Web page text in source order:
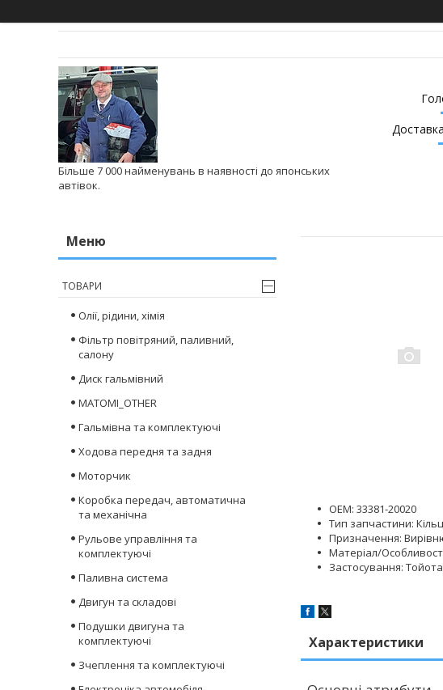
Більше 7 000 найменувань в наявності до японських
автівок.
OEM: 33381-20020
Тип запчастини:
Призначення:
Матеріал/
Застосування: Тойота
Характеристики
ТОВАРИ
Олії, рідини, хімія
Фільтр повітряний, паливний,
салону
Диск гальмівний
MATOMI_OTHER
Гальмівна та комплектуючі
Ходова передня та задня
Моторчик
Коробка передач, автоматична
та механічна
Рульове управління та
комплектуючі
Паливна система
Двигун та складові
Подушки двигуна та
комплектуючі
Зчеплення та комплектуючі